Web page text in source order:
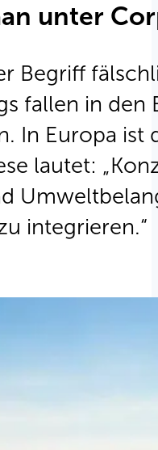
unter
Begriff
fallen in den
In Europa ist
lautet:
integrieren.“